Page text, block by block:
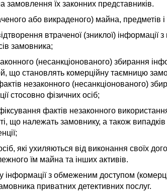
замовлення їх законних представників.
або викраденого) майна, предметів і
втраченої (зниклої) інформації
замовника;
(несанкціонованого) збирання
що становлять комерційну таємницю
незаконного (несанкціонованого)
стосовно фізичних осіб;
фактів незаконного
що належать замовнику, а також випадків
які ухиляються від виконання своїх
їм майна та інших активів.
інформації з обмеженим доступом
приватних детективних послуг.